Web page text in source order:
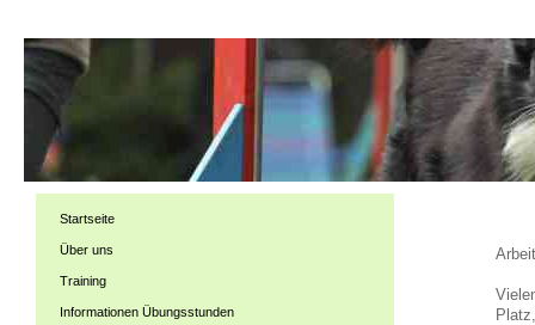
Startseite
Über uns
Training
Informationen Übungsstunden